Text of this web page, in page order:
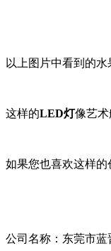
以上图片中看到的
这样的LED灯像艺
如果您也喜欢这样的
公司名称：东莞市蓝